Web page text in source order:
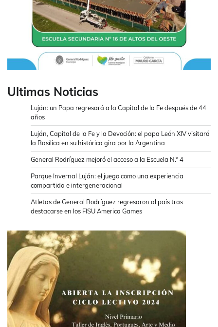
Ultimas Noticias
Luján: un Papa regresará a la Capital de la Fe después de 44
años
Luján, Capital de la Fe y la Devoción: el papa León XIV visitará
la Basílica en su histórica gira por la Argentina
General Rodríguez mejoró el acceso a la Escuela N.° 4
Parque Invernal Luján: el juego como una experiencia
compartida e intergeneracional
Atletas de General Rodríguez regresaron al país tras
destacarse en los FISU America Games